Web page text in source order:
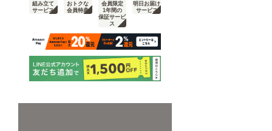
組み立て
サービス
おトクな
会員特典
会員限定
1年間の
保証サービ
ス
明日お届け
サービス